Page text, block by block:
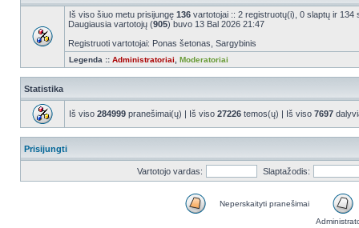
Iš viso šiuo metu prisijungę 136 vartotojai :: 2 registruotų(i), 0 slaptų ir
Daugiausia vartotojų (905) buvo 13 Bal 2026 21:47
Registruoti vartotojai: Ponas šetonas, Sargybinis
Legenda :: Administratoriai Moderatoriai
Statistika
Iš viso 284999 pranešimai(ų) | Iš viso 27226 temos(ų) | Iš viso 7697
Prisijungti
Vartotojo vardas: Slaptažodis:
Neperskaityti pranešimai